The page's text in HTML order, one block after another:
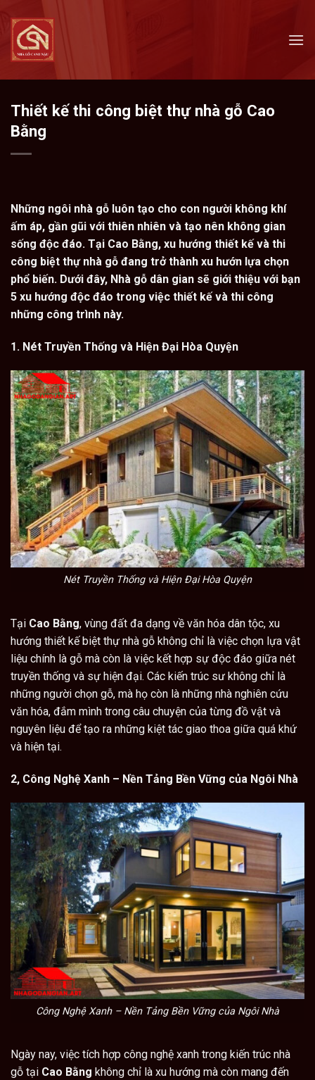
content
Thiết kế thi công biệt thự nhà gỗ Cao
Bằng
Những ngôi nhà gỗ luôn tạo cho con người không khí
ấm áp, gần gũi với thiên nhiên và tạo nên không gian
sống độc đáo. Tại Cao Bằng, xu hướng thiết kế và thi
công biệt thự nhà gỗ đang trở thành xu hướn lựa chọn
phổ biến. Dưới đây, Nhà gỗ dân gian sẽ giới thiệu với bạn
5 xu hướng độc đáo trong việc thiết kế và thi công
những công trình này.
1. Nét Truyền Thống và Hiện Đại Hòa Quyện
Nét Truyền Thống và Hiện Đại Hòa Quyện
Tại Cao Bằng, vùng đất đa dạng về văn hóa dân tộc, xu
hướng thiết kế biệt thự nhà gỗ không chỉ là việc chọn lựa vật
liệu chính là gỗ mà còn là việc kết hợp sự độc đáo giữa nét
truyền thống và sự hiện đại. Các kiến trúc sư không chỉ là
những người chọn gỗ, mà họ còn là những nhà nghiên cứu
văn hóa, đắm mình trong câu chuyện của từng đồ vật và
nguyên liệu để tạo ra những kiệt tác giao thoa giữa quá khứ
và hiện tại.
2, Công Nghệ Xanh – Nền Tảng Bền Vững của Ngôi Nhà
Công Nghệ Xanh – Nền Tảng Bền Vững của Ngôi Nhà
Ngày nay, việc tích hợp công nghệ xanh trong kiến trúc nhà
gỗ tại Cao Bằng không chỉ là xu hướng mà còn mang đến